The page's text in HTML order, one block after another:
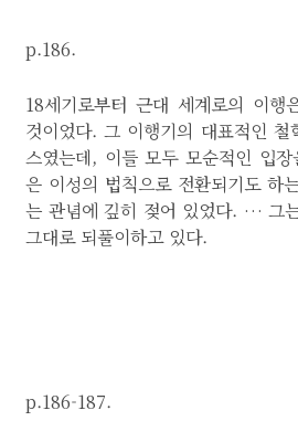
p.186.
18세기로부터 근대 세계로의 이행
것이었다. 그 이행기의 대표적인 철
스였는데, 이들 모두 모순적인 입
은 이성의 법칙으로 전환되기도 하
는 관념에 깊히 젖어 있었다. … 그
그대로 되풀이하고 있다.
p.186-187.